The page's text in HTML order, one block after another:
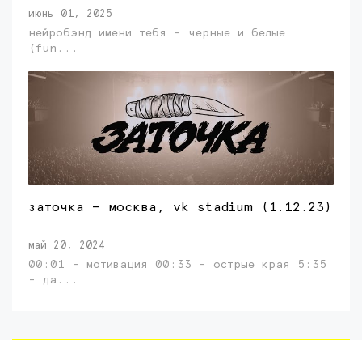
июнь 01, 2025
нейробэнд имени тебя - черные и белые
(fun...
заточка — москва, vk stadium (1.12.23)
май 20, 2024
00:01 - мотивация 00:33 - острые края 5:35
- да...